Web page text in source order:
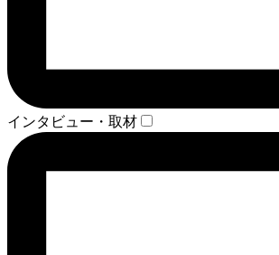
インタビュー・取材